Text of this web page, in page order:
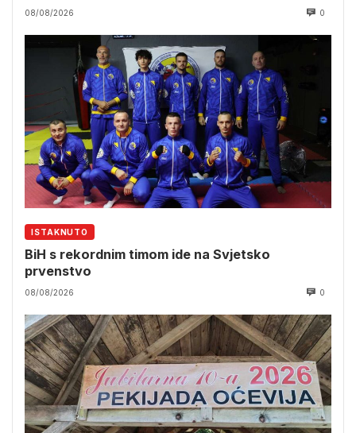
08/08/2026 0
ISTAKNUTO
BiH s rekordnim timom ide na Svjetsko
prvenstvo
08/08/2026 0